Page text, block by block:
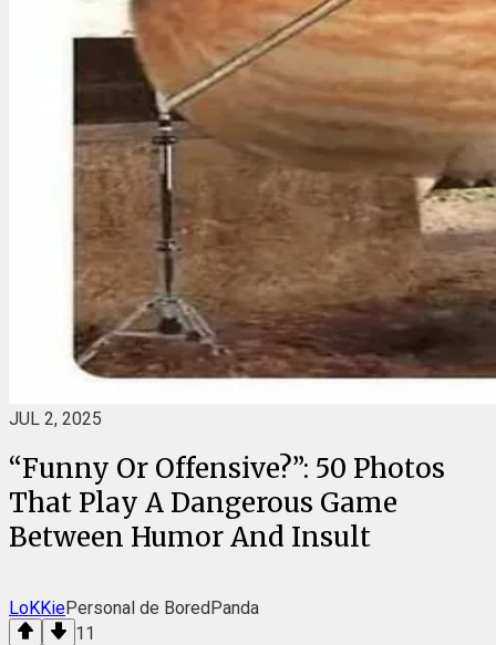
JUL 2, 2025
“Funny Or Offensive?”: 50 Photos
That Play A Dangerous Game
Between Humor And Insult
LoKKiePersonal de BoredPanda
11